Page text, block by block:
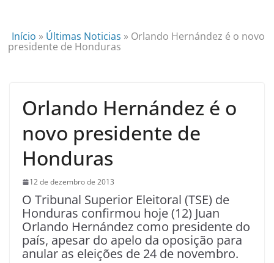
Início » Últimas Noticias » Orlando Hernández é o novo
presidente de Honduras
Orlando Hernández é o
novo presidente de
Honduras
12 de dezembro de 2013
O Tribunal Superior Eleitoral (TSE) de
Honduras confirmou hoje (12) Juan
Orlando Hernández como presidente do
país, apesar do apelo da oposição para
anular as eleições de 24 de novembro.